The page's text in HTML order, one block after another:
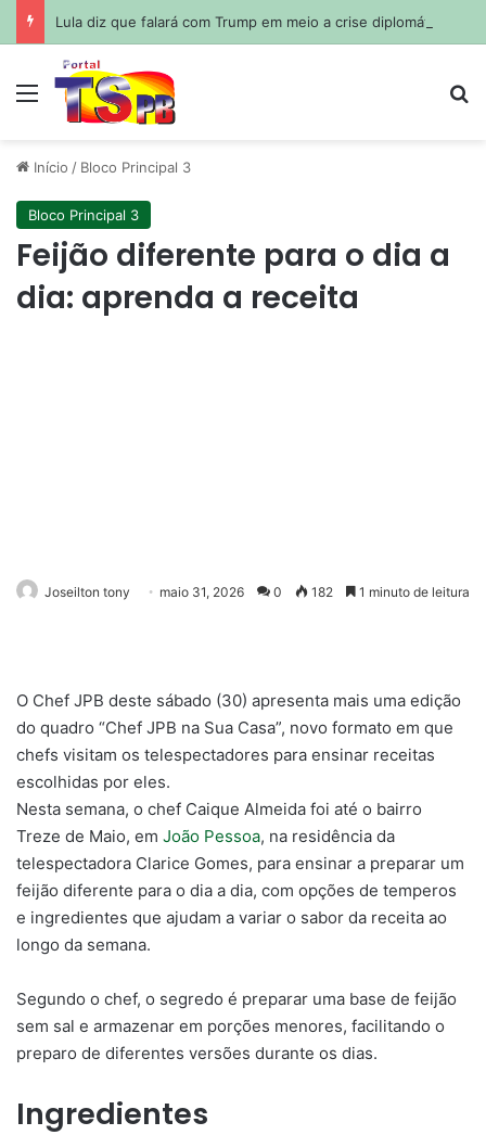
Menu
Início / Bloco Principal 3
Bloco Principal 3
Feijão diferente para o dia a
dia: aprenda a receita
Joseilton tony maio 31, 2026 0 182 1 minuto de leitura
O Chef JPB deste sábado (30) apresenta mais uma edição
do quadro “Chef JPB na Sua Casa”, novo formato em que
chefs visitam os telespectadores para ensinar receitas
escolhidas por eles.
Nesta semana, o chef Caique Almeida foi até o bairro
Treze de Maio, em João Pessoa, na residência da
telespectadora Clarice Gomes, para ensinar a preparar um
feijão diferente para o dia a dia, com opções de temperos
e ingredientes que ajudam a variar o sabor da receita ao
longo da semana.
Segundo o chef, o segredo é preparar uma base de feijão
sem sal e armazenar em porções menores, facilitando o
preparo de diferentes versões durante os dias.
Ingredientes